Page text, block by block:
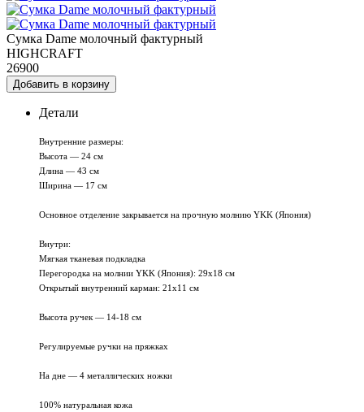
Сумка Dame молочный фактурный
HIGHCRAFT
26900
Добавить в корзину
Детали
Внутренние размеры:
Высота — 24 см
Длина — 43 см
Ширина — 17 см
Основное отделение закрывается на прочную молнию YKK (Япония)
Внутри:
Мягкая тканевая подкладка
Перегородка на молнии YKK (Япония): 29х18 см
Открытый внутренний карман: 21х11 см
Высота ручек — 14-18 см
Регулируемые ручки на пряжках
На дне — 4 металлических ножки
100% натуральная кожа